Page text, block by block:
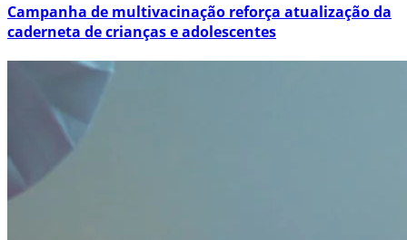
Campanha de multivacinação reforça atualização da
caderneta de crianças e adolescentes